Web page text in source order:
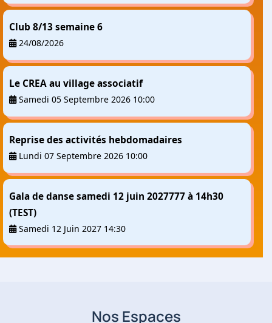
Club 8/13 semaine 6
24/08/2026
Le CREA au village associatif
Samedi 05 Septembre 2026 10:00
Reprise des activités hebdomadaires
Lundi 07 Septembre 2026 10:00
Gala de danse samedi 12 juin 2027777 à 14h30
(TEST)
Samedi 12 Juin 2027 14:30
Nos Espaces